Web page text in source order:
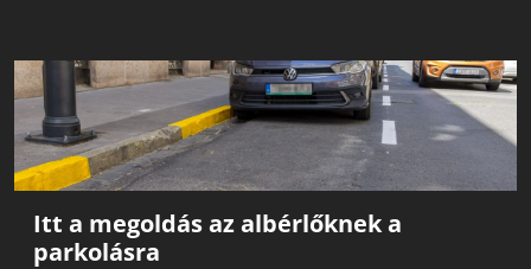
Itt a megoldás az albérlőknek a
parkolásra